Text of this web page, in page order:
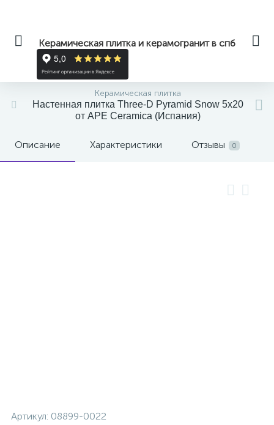
Керамическая плитка и керамогранит в спб
Керамическая плитка
Настенная плитка Three-D Pyramid Snow 5x20
от APE Ceramica (Испания)
Описание Характеристики Отзывы 0
Артикул: 08899-0022